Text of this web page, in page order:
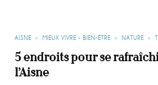
AISNE MIEUX VIVRE - BIEN-ÊTRE NATURE
5 endroits pour se
l’Aisne